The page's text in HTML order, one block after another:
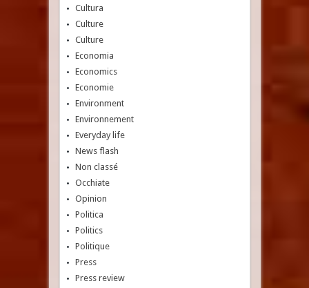
Cultura
Culture
Culture
Economia
Economics
Economie
Environment
Environnement
Everyday life
News flash
Non classé
Occhiate
Opinion
Politica
Politics
Politique
Press
Press review